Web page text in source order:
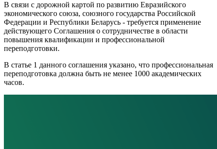
В связи с дорожной картой по развитию Евразийского
экономического союза, союзного государства Российской
Федерации и Республики Беларусь - требуется применение
действующего Соглашения о сотрудничестве в области
повышения квалификации и профессиональной
переподготовки.
В статье 1 данного соглашения указано, что профессиональная
переподготовка должна быть не менее 1000 академических
часов.